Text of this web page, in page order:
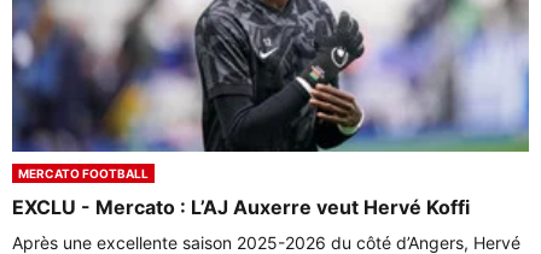
MERCATO FOOTBALL
EXCLU - Mercato : L’AJ Auxerre veut Hervé Koffi
Après une excellente saison 2025-2026 du côté d’Angers, Hervé